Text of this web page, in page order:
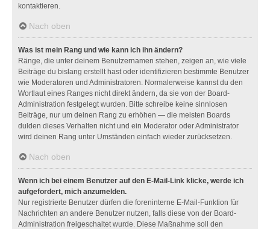
kontaktieren.
Nach oben
Was ist mein Rang und wie kann ich ihn ändern?
Ränge, die unter deinem Benutzernamen stehen, zeigen an, wie viele
Beiträge du bislang erstellt hast oder identifizieren bestimmte Benutzer
wie Moderatoren und Administratoren. Normalerweise kannst du den
Wortlaut eines Ranges nicht direkt ändern, da sie von der Board-
Administration festgelegt wurden. Bitte schreibe keine sinnlosen
Beiträge, nur um deinen Rang zu erhöhen — die meisten Boards
dulden dieses Verhalten nicht und ein Moderator oder Administrator
wird deinen Rang unter Umständen einfach wieder zurücksetzen.
Nach oben
Wenn ich bei einem Benutzer auf den E-Mail-Link klicke, werde ich
aufgefordert, mich anzumelden.
Nur registrierte Benutzer dürfen die foreninterne E-Mail-Funktion für
Nachrichten an andere Benutzer nutzen, falls diese von der Board-
Administration freigeschaltet wurde. Diese Maßnahme soll den